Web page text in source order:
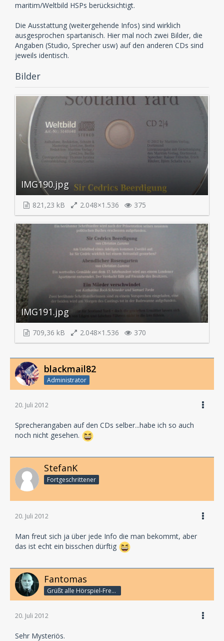
maritim/Weltbild HSPs berücksichtigt.
Die Ausstattung (weitergehende Infos) sind wirklich
ausgesprochen spartanisch. Hier mal noch zwei Bilder, die
Angaben (Studio, Sprecher usw) auf den anderen CDs sind
jeweils identisch.
Bilder
IMG190.jpg
821,23 kB 2.048×1.536 375
IMG191.jpg
709,36 kB 2.048×1.536 370
blackmail82
Administrator
20. Juli 2012
Sprecherangaben auf den CDs selber...habe ich so auch
noch nicht gesehen.
StefanK
Fortgeschrittener
20. Juli 2012
Man freut sich ja über jede Info die man bekommt, aber
das ist echt ein bisschen dürftig
Fantomas
Grüßt alle Hörspiel-Freunde
20. Juli 2012
Sehr Mysteriös.